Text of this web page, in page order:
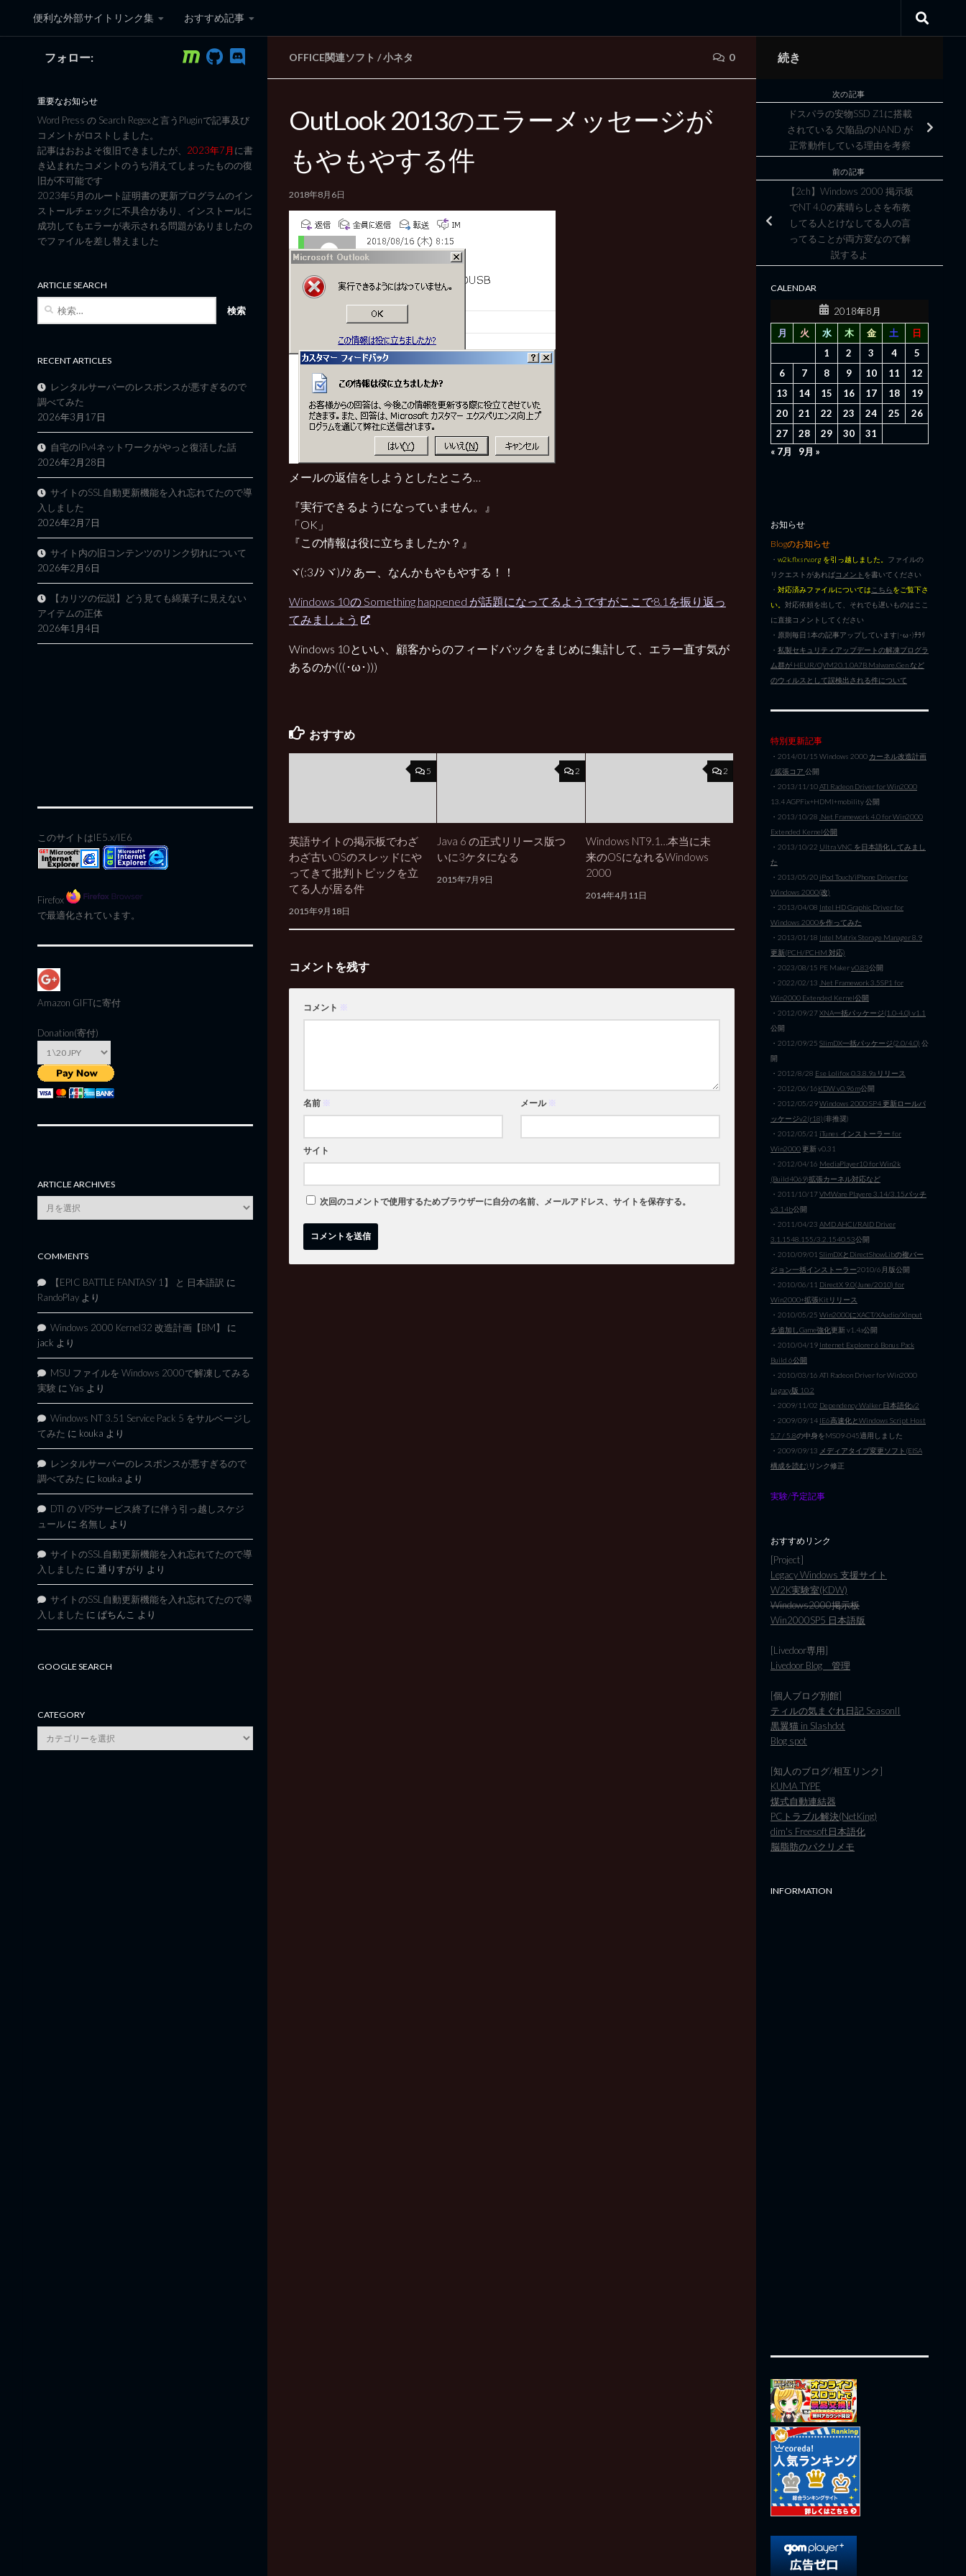
コンテンツへスキップ
便利な外部サイトリンク集 おすすめ記事
黒翼猫のコンピュータ日記 3rd Edition
OFFICE関連ソフト /小ネタ 0
OutLook 2013のエラーメッセージが
もやもやする件
2018年8月6日
メールの返信をしようとしたところ…
『実行できるようになっていません。』
「OK」
『この情報は役に立ちましたか？』
ヾ(:3ﾉｼヾ)ﾉｼ あー、なんかもやもやする！！
Windows 10の Something happened が話題になってるようですがここで8.1を振り返っ
てみましょう
Windows 10といい、顧客からのフィードバックをまじめに集計して、エラー直す気が
あるのか(((･ω･)))
おすすめ
5
英語サイトの掲示板でわざ
わざ古いOSのスレッドにや
ってきて批判トピックを立
てる人が居る件
2015年9月18日
2
Java 6 の正式リリース版つ
いに3ケタになる
2015年7月9日
2
Windows NT9.1…本当に未
来のOSになれるWindows
2000
2014年4月11日
コメントを残す
コメント ※
名前 ※ メール ※
サイト
次回のコメントで使用するためブラウザーに自分の名前、メールアドレス、サイトを保存する。
フォロー:
重要なお知らせ
Word Press の Search Regexと言うPluginで記事及び
コメントがロストしました。
記事はおおよそ復旧できましたが、 2023年7月に書
き込まれたコメントのうち消えてしまったものの復
旧が不可能です
2023年5月のルート証明書の更新プログラムのイン
ストールチェックに不具合があり、インストールに
成功してもエラーが表示される問題がありましたの
でファイルを差し替えました
ARTICLE SEARCH
RECENT ARTICLES
レンタルサーバーのレスポンスが悪すぎるので
調べてみた
2026年3月17日
自宅のIPv4ネットワークがやっと復活した話
2026年2月28日
サイトのSSL自動更新機能を入れ忘れてたので導
入しました
2026年2月7日
サイト内の旧コンテンツのリンク切れについて
2026年2月6日
【カリツの伝説】どう見ても綿菓子に見えない
アイテムの正体
2026年1月4日
このサイトはIE5.x/IE6
Firefox
で最適化されています。
Amazon GIFTに寄付
Donation(寄付)
ARTICLE ARCHIVES
Article
Archives
COMMENTS
【EPIC BATTLE FANTASY 1】 と 日本語訳 に
RandoPlay より
Windows 2000 Kernel32 改造計画【BM】
に
jack より
MSU ファイルを Windows 2000で解凍してみる
実験 に Yas より
Windows NT 3.51 Service Pack 5 をサルベージし
てみた に kouka より
レンタルサーバーのレスポンスが悪すぎるので
調べてみた に kouka より
DTI の VPSサービス終了に伴う引っ越しスケジ
ュール に 名無し より
サイトのSSL自動更新機能を入れ忘れてたので導
入しました に 通りすがり より
サイトのSSL自動更新機能を入れ忘れてたので導
入しました に ぱちんこ より
GOOGLE SEARCH
CATEGORY
category
続き
次の記事
ドスパラの安物SSD Z1に搭載
されている 欠陥品のNAND が
正常動作している理由を考察
前の記事
【2ch】Windows 2000 掲示板
でNT 4.0の素晴らしさを布教
してる人とけなしてる人の言
ってることが両方変なので解
説するよ
CALENDAR
2018年8月
月
火 水 木 金 土
日
1
2 3 4
5
6
7 8 9 10 11
12
13
14 15 16 17 18
19
20
21 22 23 24 25
26
27
28 29 30
31
« 7月
9月 »
お知らせ
Blogのお知らせ
・ w2k.flxsrv.org を引っ越しました。 ファイルの
リクエストがあればコメント を書いてください
・ 対応済みファイルについては こちらをご覧下さ
い。 対応依頼を出して、それでも遅いものはここ
に直接コメントしてください
・原則毎日1本の記事アップしています|･ω･)ﾁﾗﾘ
・ 私製セキュリティアップデートの解凍プログラ
ム群が HEUR/QVM20.1.0A7B.Malware.Gen など
のウィルスとして誤検出される件について
特別更新記事
・2014/01/15 Windows 2000 カーネル改造計画
/ 拡張コア 公開
・2013/11/10ATI Radeon Driver for Win2000
13.4 AGPFix+HDMI+mobility 公開
・2013/10/28 .Net Framework 4.0 for Win2000
Extended Kernel公開
・2013/10/22 Ultra VNC を日本語化してみまし
た
・2013/05/20 iPod Touch/iPhone Driver for
Windows 2000(改)
・2013/04/08 Intel HD Graphic Driver for
Windows 2000を作ってみた
・2013/01/18 Intel Matrix Storage Manager 8.9
更新(PCH/PCHM 対応)
・2023/08/15 PE Makerv0.83公開
・2022/02/13 .Net Framework 3.5SP1 for
Win2000 Extended Kernel公開
・2012/09/27XNA一括パッケージ(1.0-4.0) v1.1
公開
・2012/09/25 SlimDX一括パッケージ(2.0/4.0) 公
開
・2012/8/28 Ese Lolifox 0.3.8.9a リリース
・2012/06/16KDW v0.96m公開
・2012/05/29Windows 2000 SP4 更新ロールパ
ッケージv2(r18)(非推奨)
・2012/05/21 iTunes インストーラー for
Win2000更新 v0.31
・2012/04/16 MediaPlayer10 for Win2k
(Build4069)拡張カーネル対応など
・2011/10/17VMWare Playere 3.14/3.15パッチ
v3.14b公開
・2011/04/23 AMD AHCI/RAID Driver
3.1.1548.155/3.2.1540.53公開
・2010/09/01 SlimDXとDirectShowLibの複バー
ジョン一括インストーラー2010/6月版公開
・2010/06/11 DirectX 9.0(June/2010) for
Win2000+拡張Kitリリース
・2010/05/25 Win2000にXACT/XAudio/XInput
を追加しGame強化更新 v1.4a公開
・2010/04/19 Internet Explorer 6 Bonus Pack
Build 6公開
・2010/03/16 ATI Radeon Driver for Win2000
Legacy版 10.2
・2009/11/02 Dependency Walker 日本語化v2
・2009/09/14 IE6高速化とWindows Script Host
5.7 / 5.8の中身をMS09-045適用しました
・2009/09/13 メディアタイプ変更ソフト(EISA
構成を読む) リンク修正
実験/予定記事
おすすめリンク
[Project]
Legacy Windows 支援サイト
W2K実験室(KDW)
Windows2000掲示板
Win2000SP5 日本語版
[Livedoor専用]
Livedoor Blog 管理
[個人ブログ別館]
ティルの気まぐれ日記 SeasonII
黒翼猫 in Slashdot
Blog spot
[知人のブログ/相互リンク]
KUMA TYPE
煤式自動連結器
PCトラブル解決(NetKing)
dim's Freesoft日本語化
脳脂肪のパクリメモ
INFORMATION